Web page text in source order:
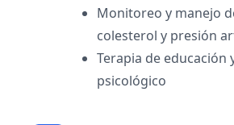
Monitoreo y manejo
colesterol y presión
Terapia de educación
psicológico